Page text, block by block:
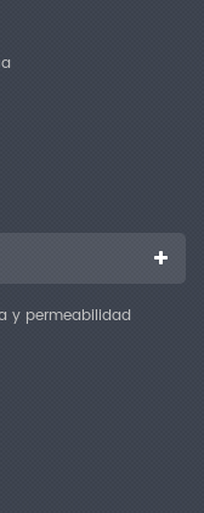
y permeabilidad